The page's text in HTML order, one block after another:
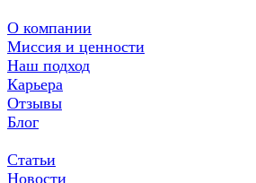
О компании
Миссия и ценности
Наш подход
Карьера
Отзывы
Блог
Статьи
Новости